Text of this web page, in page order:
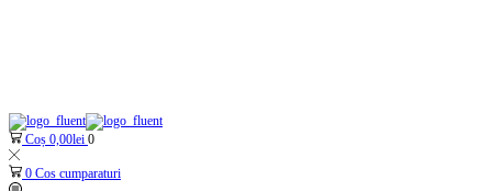
Coș 0,00lei 0
0 Cos cumparaturi